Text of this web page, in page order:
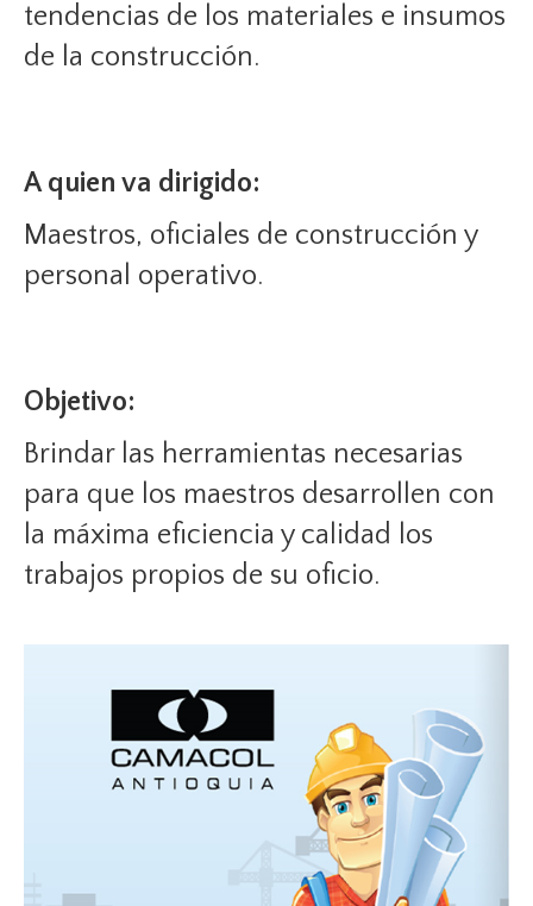
tendencias de los materiales e insumos
de la construcción.
A quien va dirigido:
Maestros, oficiales de construcción y
personal operativo.
Objetivo:
Brindar las herramientas necesarias
para que los maestros desarrollen con
la máxima eficiencia y calidad los
trabajos propios de su oficio.